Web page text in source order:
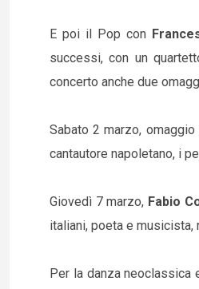
E poi il Pop con
successi, con un
concerto anche due
Sabato 2 marzo,
cantautore napoletano, i
Giovedì 7 marzo, Fabio
italiani, poeta e
Per la danza neoclassica